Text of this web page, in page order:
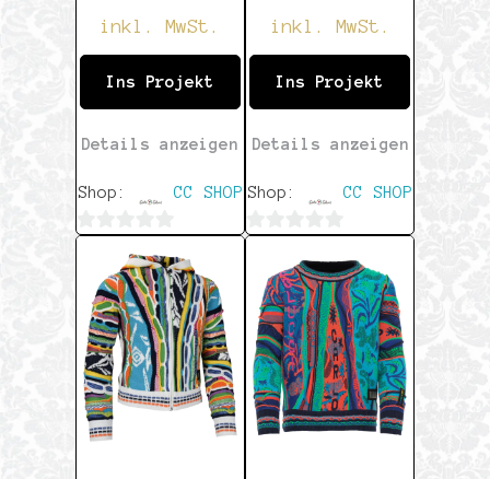
inkl. MwSt.
Ins Projekt
Details anzeigen
Shop: CC SHOP
0
von
inkl. MwSt.
Ins Projekt
Details anzeigen
Shop: CC SHOP
von